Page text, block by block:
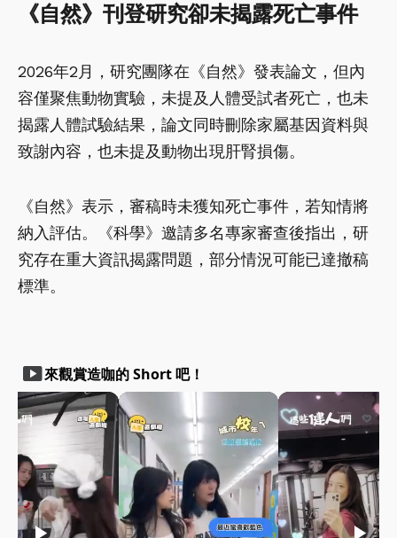
《自然》刊登研究卻未揭露死亡事件
2026年2月，研究團隊在《自然》發表論文，但內
容僅聚焦動物實驗，未提及人體受試者死亡，也未
揭露人體試驗結果，論文同時刪除家屬基因資料與
致謝內容，也未提及動物出現肝腎損傷。
《自然》表示，審稿時未獲知死亡事件，若知情將
納入評估。《科學》邀請多名專家審查後指出，研
究存在重大資訊揭露問題，部分情況可能已達撤稿
標準。
smart_display來觀賞造咖的 Short 吧！